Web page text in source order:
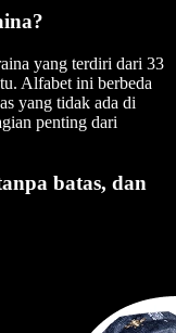
yang terdiri dari 33
Alfabet ini berbeda
yang tidak ada di
penting dari
batas, dan